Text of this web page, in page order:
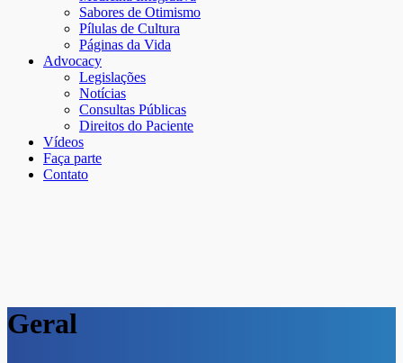
Sabores de Otimismo
Pílulas de Cultura
Páginas da Vida
Advocacy
Legislações
Notícias
Consultas Públicas
Direitos do Paciente
Vídeos
Faça parte
Contato
Geral